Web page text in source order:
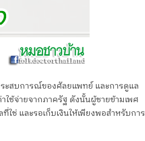
ะสบการณ์ของศัลยแพทย์ และการดูแล
ช้จ่ายจากภาครัฐ ดังนั้นผู้ชายข้ามเพศ
ช่ และรอเก็บเงินให้เพียงพอสำหรับการ